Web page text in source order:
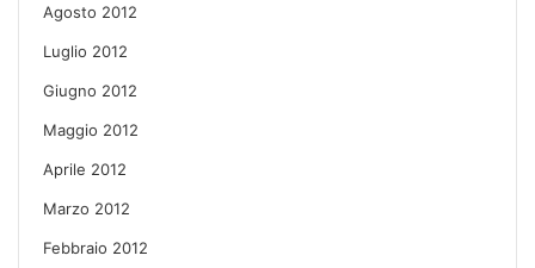
Agosto 2012
Luglio 2012
Giugno 2012
Maggio 2012
Aprile 2012
Marzo 2012
Febbraio 2012